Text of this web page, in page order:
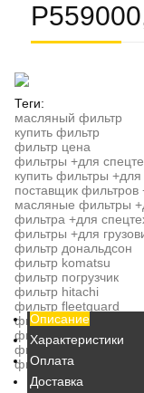
Теги:
масляный фильтр
купить фильтр
фильтр цена
фильтры +для
купить фильтры +для
поставщик фильтров
масляные фильтры
фильтра +для
фильтры +для
фильтр дональдсон
фильтр komatsu
фильтр погрузчик
фильтр hitachi
фильтр fleetguard
фильтр катерпиллер
фильтр cat
фильтр jcb
фильтр caterpillar
Описание
Характеристики
Оплата
Доставка